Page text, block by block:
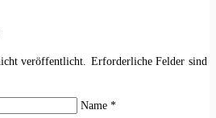
veröffentlicht.
Erforderliche Felder sind
Name *